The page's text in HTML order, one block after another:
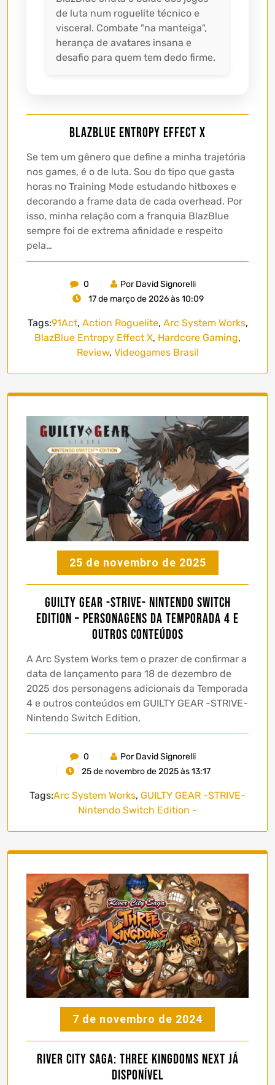
de luta num roguelite técnico e
visceral. Combate "na manteiga",
herança de avatares insana e
desafio para quem tem dedo firme.
BlazBlue Entropy Effect X
Se tem um gênero que define a minha trajetória
nos games, é o de luta. Sou do tipo que gasta
horas no Training Mode estudando hitboxes e
decorando a frame data de cada overhead. Por
isso, minha relação com a franquia BlazBlue
sempre foi de extrema afinidade e respeito
pela…
0
Por David Signorelli
17 de março de 2026 às 10:09
Tags:91Act, Action Roguelite, Arc System Works,
BlazBlue Entropy Effect X, Hardcore Gaming,
Review, Videogames Brasil
25 de novembro de 2025
GUILTY GEAR -STRIVE- Nintendo Switch
Edition – Personagens da Temporada 4 e
outros conteúdos
A Arc System Works tem o prazer de confirmar a
data de lançamento para 18 de dezembro de
2025 dos personagens adicionais da Temporada
4 e outros conteúdos em GUILTY GEAR -STRIVE-
Nintendo Switch Edition,
0
Por David Signorelli
25 de novembro de 2025 às 13:17
Tags:Arc System Works, GUILTY GEAR -STRIVE-
Nintendo Switch Edition -
7 de novembro de 2024
River City Saga: Three Kingdoms Next já
disponível